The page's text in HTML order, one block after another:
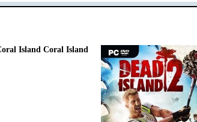
Coral Island